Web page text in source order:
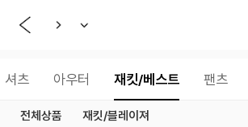
셔츠 아우터 재킷/베스트 팬츠
전체상품 재킷/블레이져